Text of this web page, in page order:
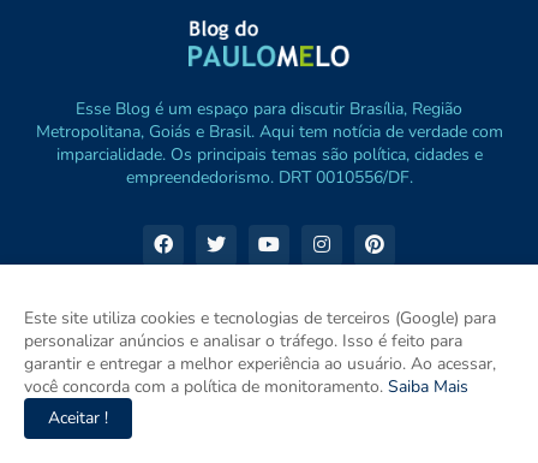
Esse Blog é um espaço para discutir Brasília, Região
Metropolitana, Goiás e Brasil. Aqui tem notícia de verdade com
imparcialidade. Os principais temas são política, cidades e
empreendedorismo. DRT 0010556/DF.
Este site utiliza cookies e tecnologias de terceiros (Google) para
personalizar anúncios e analisar o tráfego. Isso é feito para
garantir e entregar a melhor experiência ao usuário. Ao acessar,
você concorda com a política de monitoramento. Saiba Mais
Aceitar !